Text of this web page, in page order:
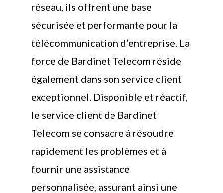
réseau, ils offrent une base
sécurisée et performante pour la
télécommunication d’entreprise. La
force de Bardinet Telecom réside
également dans son service client
exceptionnel. Disponible et réactif,
le service client de Bardinet
Telecom se consacre à résoudre
rapidement les problèmes et à
fournir une assistance
personnalisée, assurant ainsi une